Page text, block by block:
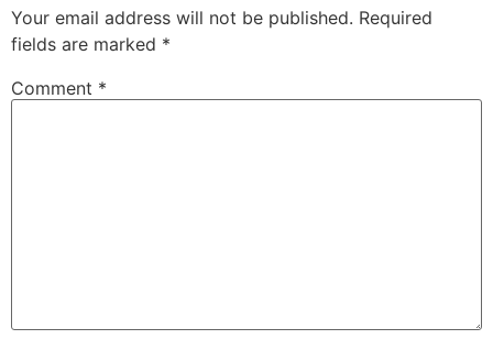
Your email address will not be published. Required
fields are marked *
Comment *